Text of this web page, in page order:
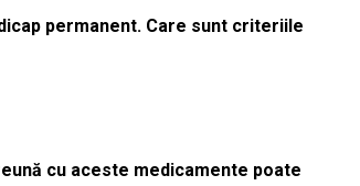
permanent. Care sunt criteriile
cu aceste medicamente poate